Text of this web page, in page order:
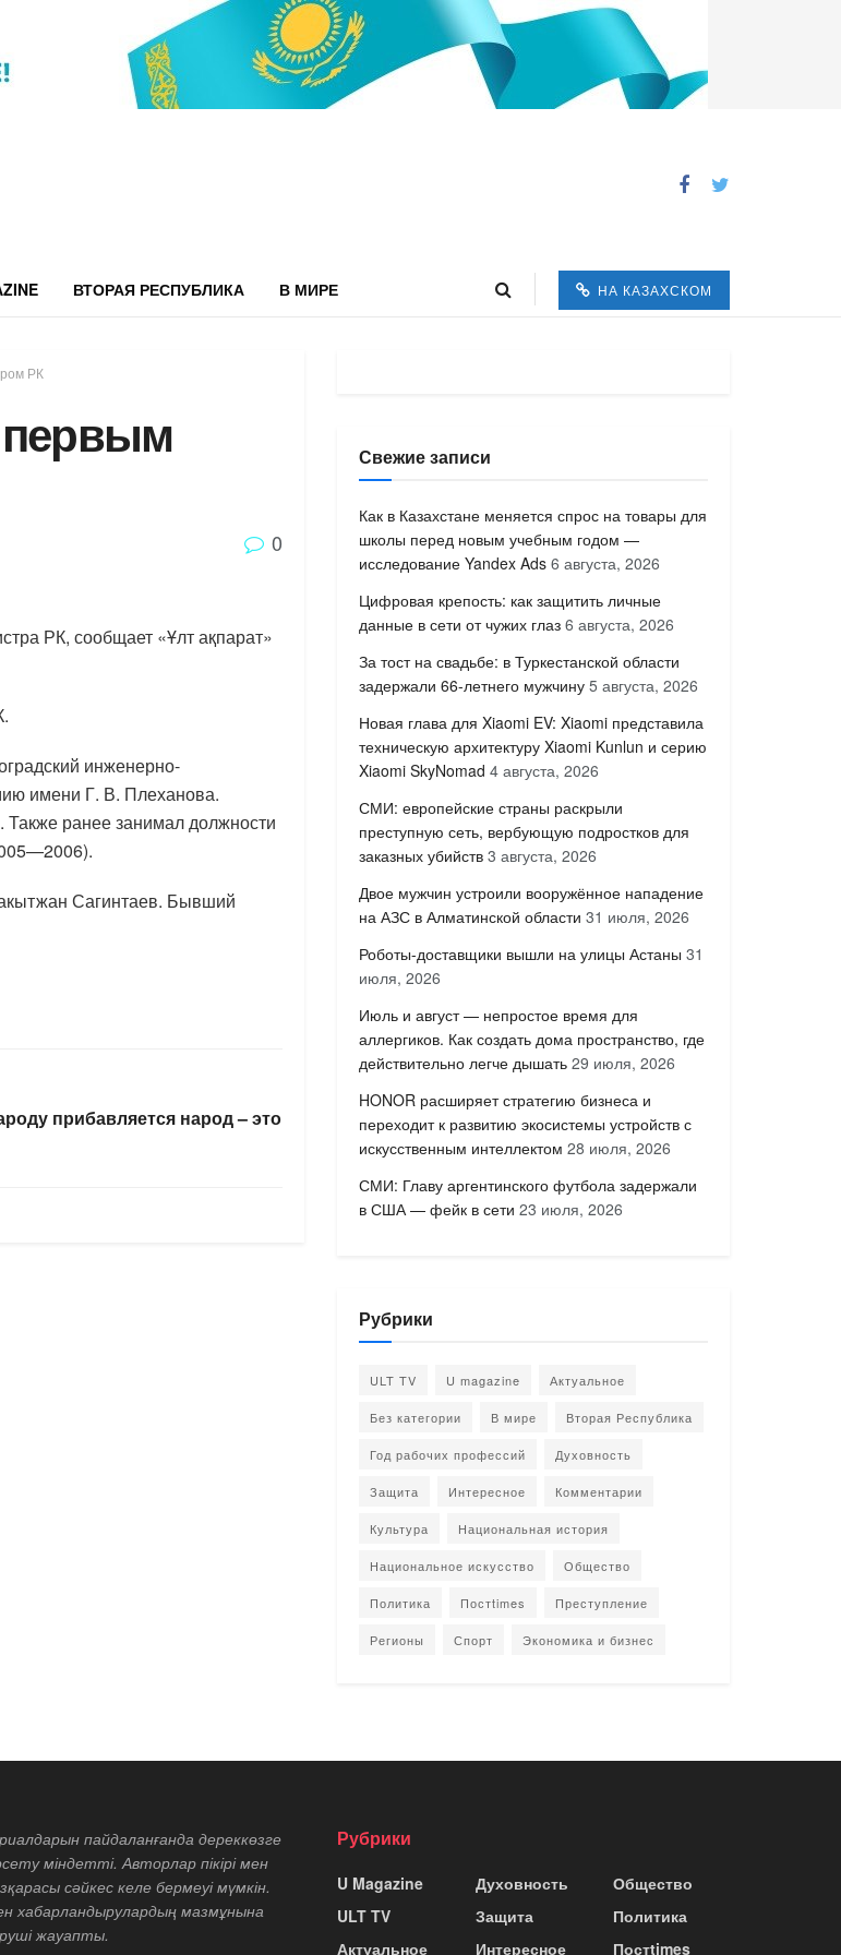
ВТОРАЯ РЕСПУБЛИКА В МИРЕ НА КАЗАХСКОМ
РК
первым
0
РК, сообщает «Ұлт ақпарат»
инженерно-
имени Г. В. Плеханова.
ранее занимал должности
Сагинтаев. Бывший
прибавляется народ – это
Свежие записи
Как в Казахстане меняется спрос на товары для
школы перед новым учебным годом —
исследование Yandex Ads 6 августа, 2026
Цифровая крепость: как защитить личные
данные в сети от чужих глаз 6 августа, 2026
За тост на свадьбе: в Туркестанской области
задержали 66-летнего мужчину 5 августа, 2026
Новая глава для Xiaomi EV: Xiaomi представила
техническую архитектуру Xiaomi Kunlun и серию
Xiaomi SkyNomad 4 августа, 2026
СМИ: европейские страны раскрыли
преступную сеть, вербующую подростков для
заказных убийств 3 августа, 2026
Двое мужчин устроили вооружённое нападение
на АЗС в Алматинской области 31 июля, 2026
Роботы-доставщики вышли на улицы Астаны 31
июля, 2026
Июль и август — непростое время для
аллергиков. Как создать дома пространство, где
действительно легче дышать 29 июля, 2026
HONOR расширяет стратегию бизнеса и
переходит к развитию экосистемы устройств с
искусственным интеллектом 28 июля, 2026
СМИ: Главу аргентинского футбола задержали
в США — фейк в сети 23 июля, 2026
Рубрики
ULT TV U magazine Актуальное
Без категории В мире Вторая Республика
Год рабочих профессий Духовность
Защита Интересное Комментарии
Культура Национальная история
Национальное искусство Общество
Политика Постtimes Преступление
Регионы Спорт Экономика и бизнес
пайдаланғанда дереккөзге
міндетті. Авторлар пікірі мен
сәйкес келе бермеуі мүмкін.
хабарландырулардың мазмұнына
жауапты.
Рубрики
U Magazine
ULT TV
Актуальное
Духовность
Защита
Интересное
Общество
Политика
Постtimes